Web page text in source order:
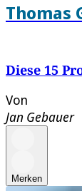
Thomas
Diese 15
Von
Jan Gebauer
Merken